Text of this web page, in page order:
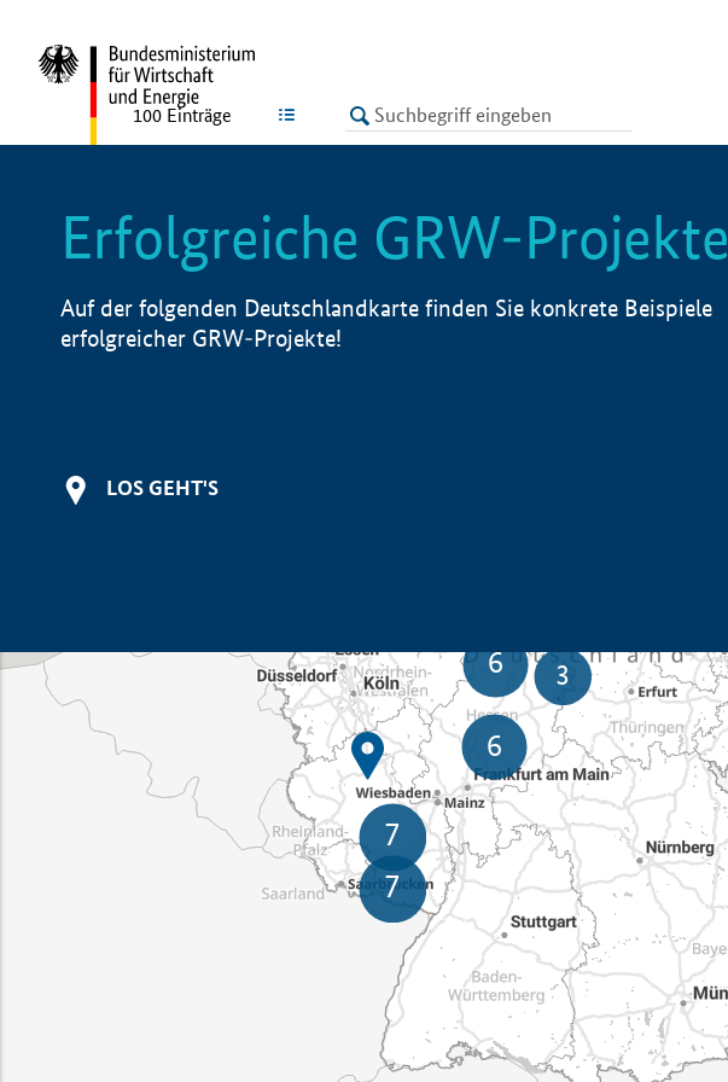
LISTE
100 Einträge
Erfolgreiche GRW-Projekte
Auf der folgenden Deutschlandkarte finden Sie konkrete Beispiele
erfolgreicher GRW-Projekte!
LOS GEHT'S